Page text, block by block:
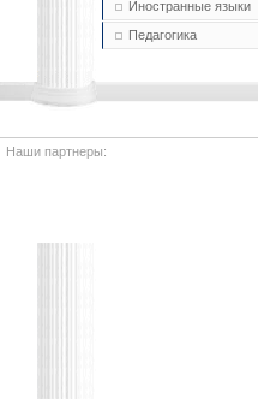
Иностранные языки
Педагогика
Наши партнеры: